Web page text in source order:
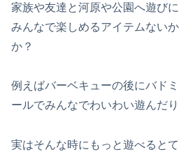
家族や友達と河原や公園へ遊び
みんなで楽しめるアイテムない
か？
例えばバーベキューの後にバド
ールでみんなでわいわい遊んだり
実はそんな時にもっと遊べると